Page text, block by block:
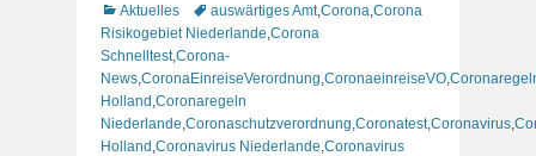
Kategorien
Aktuelles Schlagworte
auswärtiges Amt,Corona,Corona
Risikogebiet Niederlande,Corona
Schnelltest,Corona-
News,CoronaEinreiseVerordnung,CoronaeinreiseVO,
Holland ,Coronaregeln
Niederlande,Coronaschutzverordnung,Coronatest,Coronavirus,
Holland ,Coronavirus Niederlande,Coronavirus